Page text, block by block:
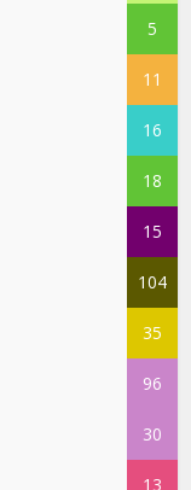
5
11
16
18
15
104
35
96
30
13